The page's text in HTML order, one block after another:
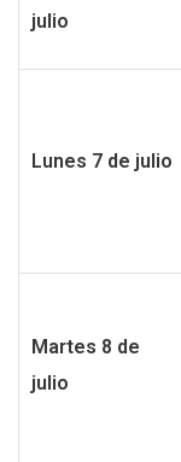
julio
Lunes 7 de julio
Martes 8 de
julio